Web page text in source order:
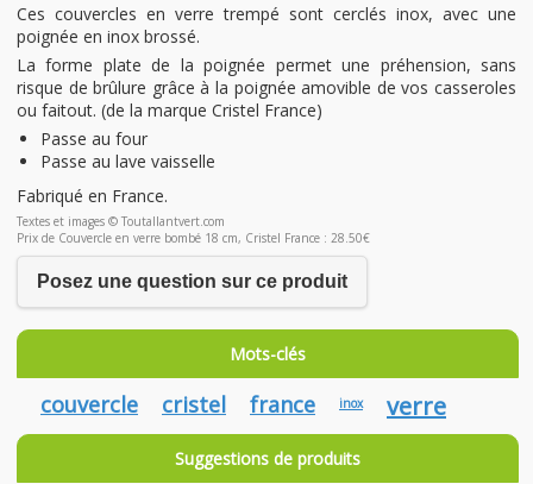
Ces couvercles en verre trempé sont cerclés inox, avec une
poignée en inox brossé.
La forme plate de la poignée permet une préhension, sans
risque de brûlure grâce à la poignée amovible de vos casseroles
ou faitout. (de la marque Cristel France)
Passe au four
Passe au lave vaisselle
Fabriqué en France.
Textes et images © Toutallantvert.com
Prix de Couvercle en verre bombé 18 cm, Cristel France : 28.50€
Posez une question sur ce produit
Mots-clés
couvercle cristel france inox verre
Suggestions de produits